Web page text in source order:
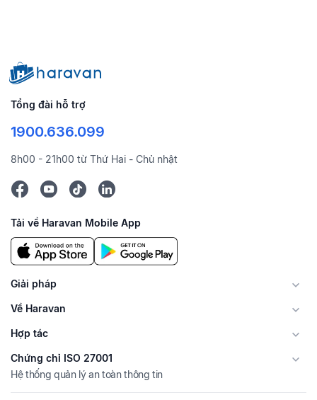
Tổng đài hỗ trợ
1900.636.099
8h00 - 21h00 từ Thứ Hai - Chủ nhật
Tải về Haravan Mobile App
Giải pháp
Về Haravan
Hợp tác
Chứng chỉ ISO 27001
Hệ thống quản lý an toàn thông tin